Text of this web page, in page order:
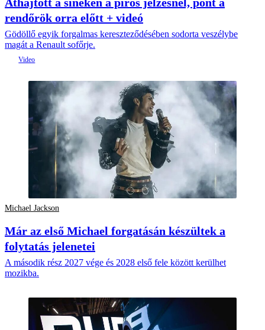
Áthajtott a síneken a piros jelzésnél, pont a
rendőrök orra előtt + videó
Gödöllő egyik forgalmas kereszteződésében sodorta veszélybe
magát a Renault sofőrje.
Michael Jackson
Már az első Michael forgatásán készültek a
folytatás jelenetei
A második rész 2027 vége és 2028 első fele között kerülhet
mozikba.